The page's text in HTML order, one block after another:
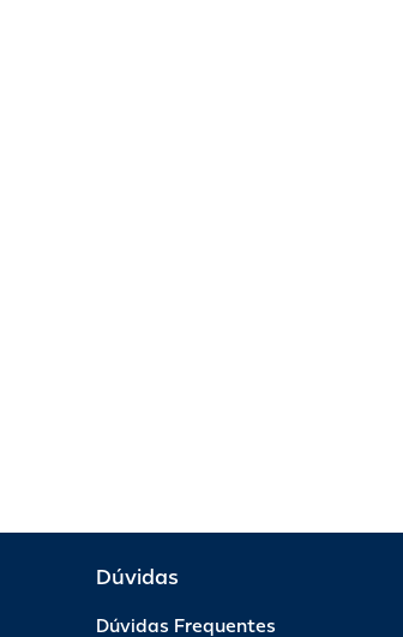
Dúvidas
Dúvidas Frequentes